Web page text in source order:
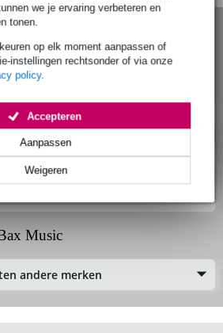
we je ervaring verbeteren en
tonen.
op elk moment aanpassen of
instellingen rechtsonder of via onze
policy.
Weigeren
Aanpassen
Accepteren
+ scharnier voor Focal
Music
andere merken